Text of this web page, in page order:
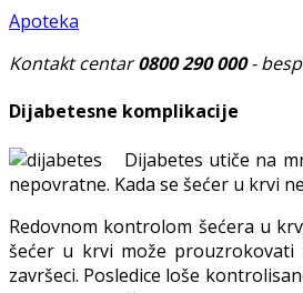
Apoteka
Kontakt centar0800 290 000-
Dijabetesne komplikacije
Dijabetes utiče na
nepovratne. Kada se šećer u krvi
Redovnom kontrolom šećera u
šećer u krvi može
završeci. Posledice loše